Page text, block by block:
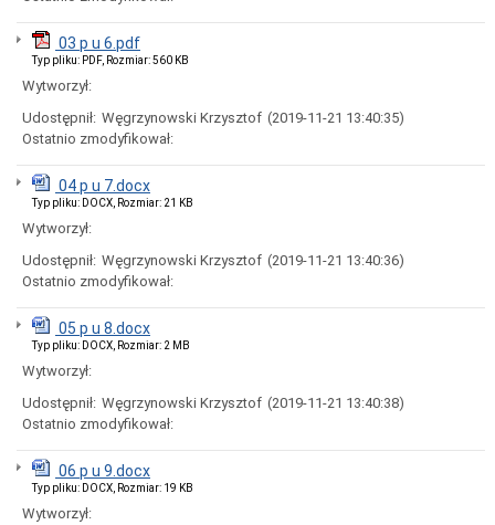
Imienne
wykazy
głosowań
Harmonogram
prac
Rady
Rada
Miejska
2018-
2023
Rada
Miejska
2018
Młodzieżowa
Rada
Miasta
Rada
Miejska
2014
Rada
Miejska
2006-
03 p u 6.pdf
Typ pliku: PDF, Rozmiar: 560 KB
Wytworzył:
Udostępnił: Węgrzynowski Krzysztof (2019-11-21 13:40:35)
Ostatnio zmodyfikował:
04 p u 7.docx
Typ pliku: DOCX, Rozmiar: 21 KB
Wytworzył:
Udostępnił: Węgrzynowski Krzysztof (2019-11-21 13:40:36)
Ostatnio zmodyfikował:
05 p u 8.docx
Typ pliku: DOCX, Rozmiar: 2 MB
Wytworzył:
Udostępnił: Węgrzynowski Krzysztof (2019-11-21 13:40:38)
Ostatnio zmodyfikował:
06 p u 9.docx
Typ pliku: DOCX, Rozmiar: 19 KB
Wytworzył: